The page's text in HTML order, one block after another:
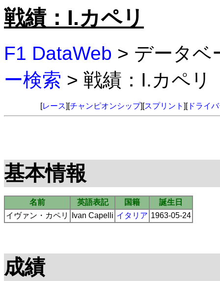
戦績：I.カペリ
F1 DataWeb > データ
ー検索 > 戦績：I.カペリ
[レース][チャンピオンシップ][スプリント ][ドライ
基本情報
名前 英語表記 国籍
誕生日
イヴァン・カペリ
Ivan Capelli イタリア 1963-05-24
成績